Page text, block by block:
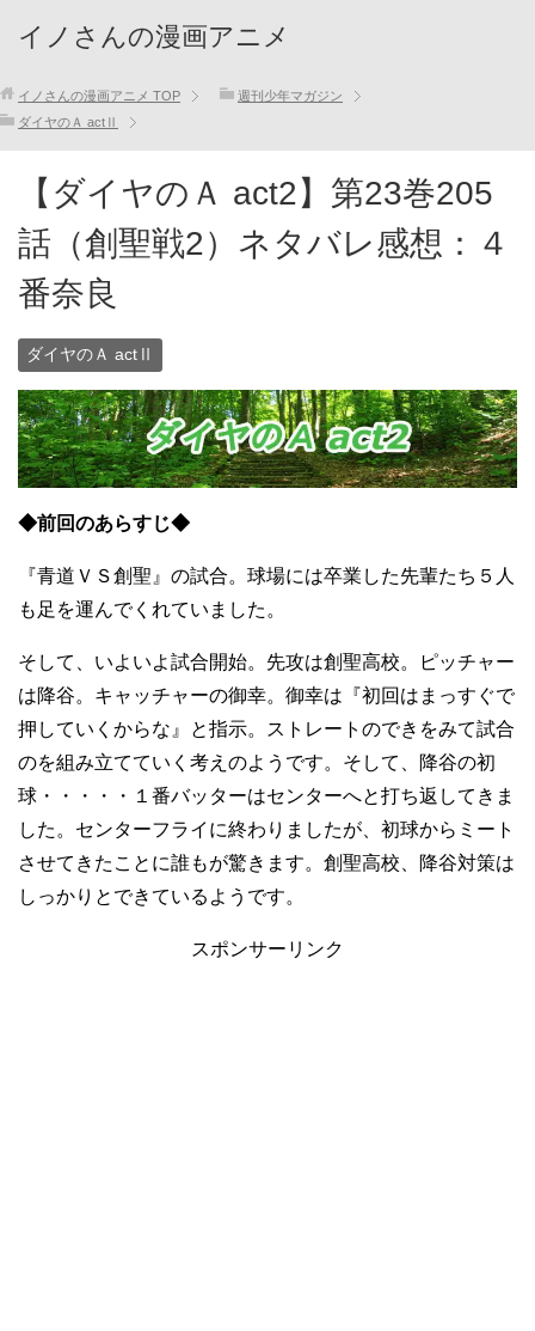
イノさんの漫画アニメ
イノさんの漫画アニメ TOP
週刊少年マガジン
ダイヤのＡ actⅡ
【ダイヤのＡ act2】第23巻205
話（創聖戦2）ネタバレ感想：４
番奈良
ダイヤのＡ actⅡ
◆前回のあらすじ◆
『青道ＶＳ創聖』の試合。球場には卒業した先輩たち５人
も足を運んでくれていました。
そして、いよいよ試合開始。先攻は創聖高校。ピッチャー
は降谷。キャッチャーの御幸。御幸は『初回はまっすぐで
押していくからな』と指示。ストレートのできをみて試合
のを組み立てていく考えのようです。そして、降谷の初
球・・・・・１番バッターはセンターへと打ち返してきま
した。センターフライに終わりましたが、初球からミート
させてきたことに誰もが驚きます。創聖高校、降谷対策は
しっかりとできているようです。
スポンサーリンク